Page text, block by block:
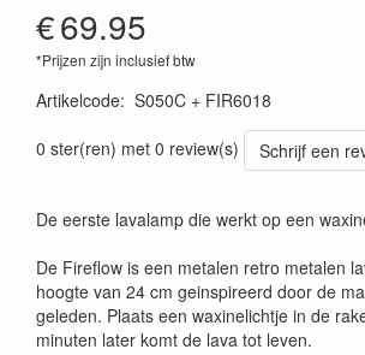
€69.95
*Prijzen zijn inclusief btw
Artikelcode: S050C + FIR6018
0 ster(ren) met 0 review(s)
Schrijf een
De eerste lavalamp die werkt op een
De Fireflow is een metalen retro metalen
hoogte van 24 cm geinspireerd door de
geleden. Plaats een waxinelichtje in de
minuten later komt de lava tot leven.